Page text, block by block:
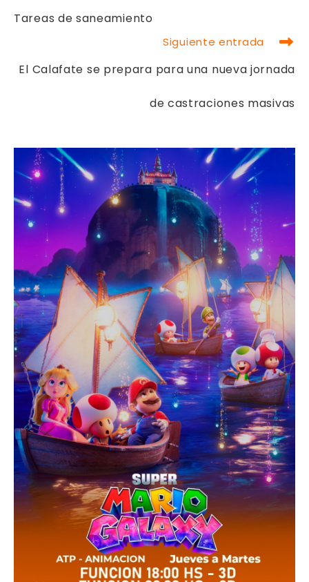
ARTÍCULOS
Tareas de saneamiento
Siguiente entrada
El Calafate se prepara para una nueva jornada
de castraciones masivas